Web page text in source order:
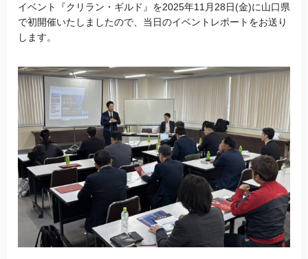
イベント『クリラン・ギルド』を2025年11月28日(金)に山口県
で初開催いたしましたので、当日のイベントレポートをお送り
します。